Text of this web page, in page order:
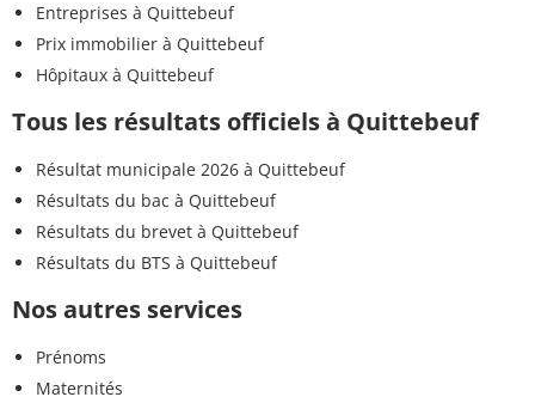
Entreprises à Quittebeuf
Prix immobilier à Quittebeuf
Hôpitaux à Quittebeuf
Tous les résultats officiels à Quittebeuf
Résultat municipale 2026 à Quittebeuf
Résultats du bac à Quittebeuf
Résultats du brevet à Quittebeuf
Résultats du BTS à Quittebeuf
Nos autres services
Prénoms
Maternités